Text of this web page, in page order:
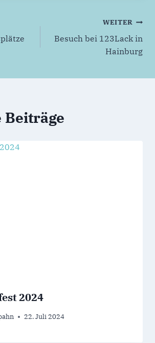
WEITER
Besuch bei 123Lack in
Hainburg
2024
22. Juli 2024